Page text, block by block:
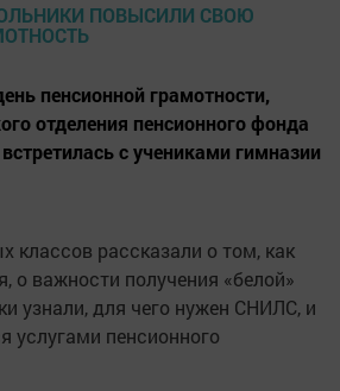
пенсионной грамотности,
отделения пенсионного фонда
с учениками гимназии
классов рассказали о том, как
о важности получения «белой»
узнали, для чего нужен СНИЛС, и
услугами пенсионного